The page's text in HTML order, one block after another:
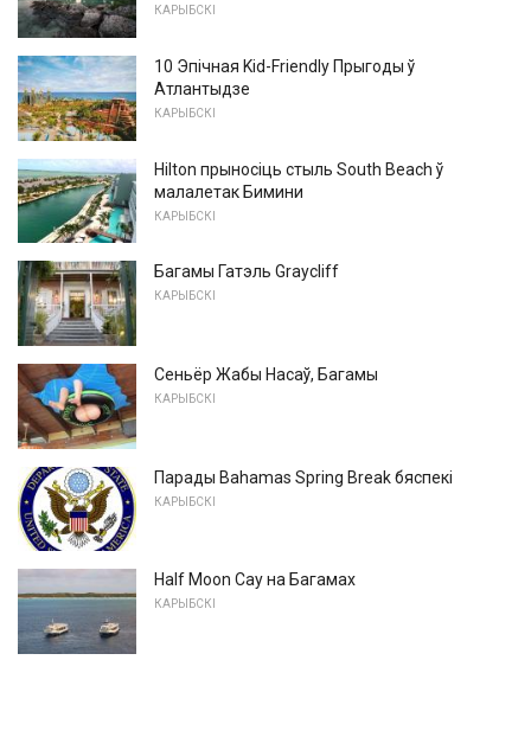
КАРЫБСКІ
10 Эпічная Kid-Friendly Прыгоды ў
Атлантыдзе
КАРЫБСКІ
Hilton прыносіць стыль South Beach ў
малалетак Бимини
КАРЫБСКІ
Багамы Гатэль Graycliff
КАРЫБСКІ
Сеньёр Жабы Насаў, Багамы
КАРЫБСКІ
Парады Bahamas Spring Break бяспекі
КАРЫБСКІ
Half Moon Cay на Багамах
КАРЫБСКІ